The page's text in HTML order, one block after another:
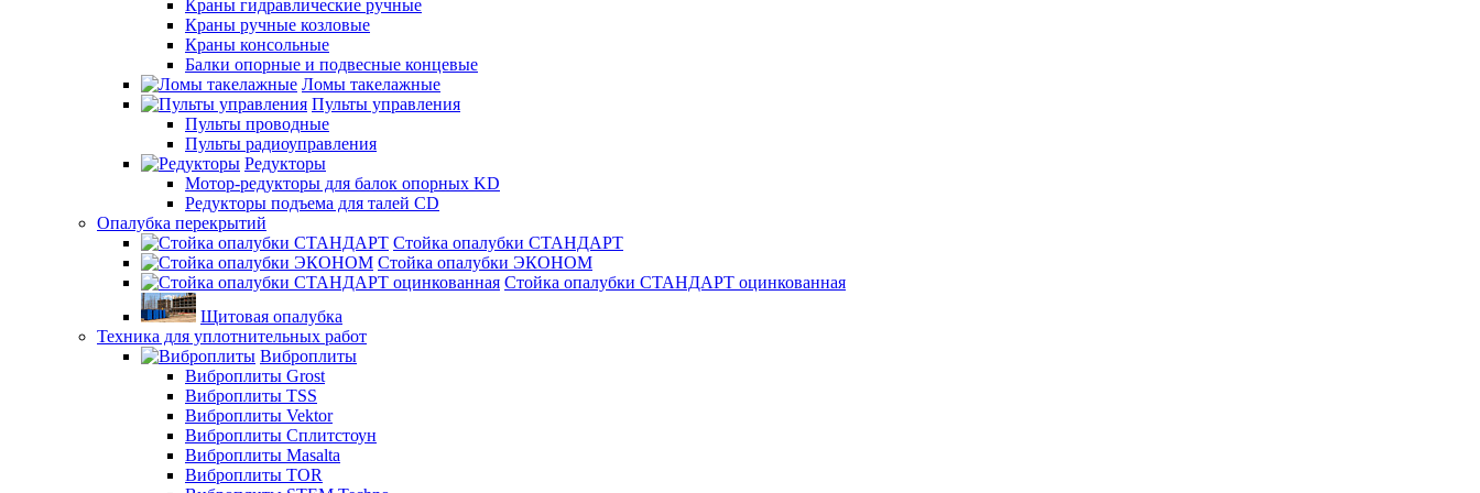
Краны гидравлические ручные
Краны ручные козловые
Краны консольные
Балки опорные и подвесные концевые
Ломы такелажные
Пульты управления
Пульты проводные
Пульты радиоуправления
Редукторы
Мотор-редукторы для балок опорных KD
Редукторы подъема для талей CD
Опалубка перекрытий
Стойка опалубки СТАНДАРТ
Стойка опалубки ЭКОНОМ
Стойка опалубки СТАНДАРТ оцинкованная
Щитовая опалубка
Техника для уплотнительных работ
Виброплиты
Виброплиты Grost
Виброплиты TSS
Виброплиты Vektor
Виброплиты Сплитстоун
Виброплиты Masalta
Виброплиты TOR